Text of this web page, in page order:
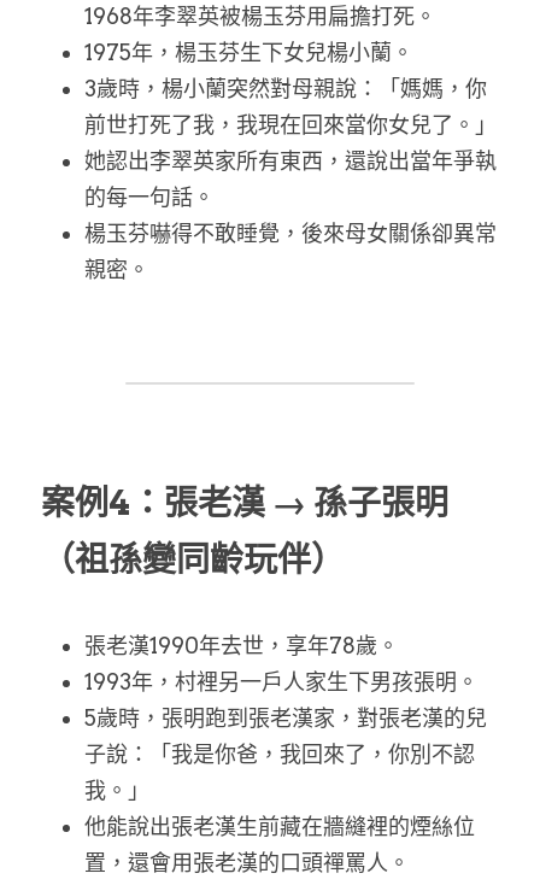
1968年李翠英被楊玉芬用扁擔打死。
1975年，楊玉芬生下女兒楊小蘭。
3歲時，楊小蘭突然對母親說：「媽媽，你
前世打死了我，我現在回來當你女兒了。」
她認出李翠英家所有東西，還說出當年爭執
的每一句話。
楊玉芬嚇得不敢睡覺，後來母女關係卻異常
親密。
案例4：張老漢 → 孫子張明
（祖孫變同齡玩伴）
張老漢1990年去世，享年78歲。
1993年，村裡另一戶人家生下男孩張明。
5歲時，張明跑到張老漢家，對張老漢的兒
子說：「我是你爸，我回來了，你別不認
我。」
他能說出張老漢生前藏在牆縫裡的煙絲位
置，還會用張老漢的口頭禪罵人。